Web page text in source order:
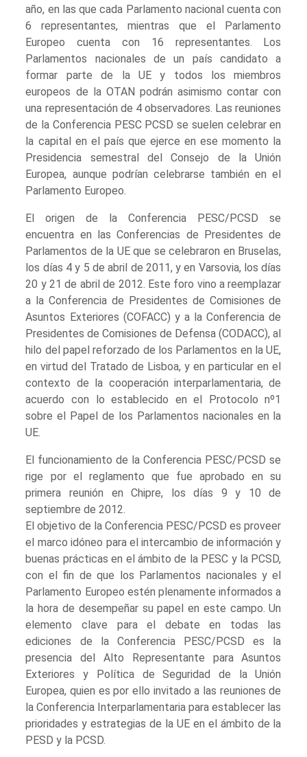
año, en las que cada Parlamento nacional cuenta con
6 representantes, mientras que el Parlamento
Europeo cuenta con 16 representantes. Los
Parlamentos nacionales de un país candidato a
formar parte de la UE y todos los miembros
europeos de la OTAN podrán asimismo contar con
una representación de 4 observadores. Las reuniones
de la Conferencia PESC PCSD se suelen celebrar en
la capital en el país que ejerce en ese momento la
Presidencia semestral del Consejo de la Unión
Europea, aunque podrían celebrarse también en el
Parlamento Europeo.
El origen de la Conferencia PESC/PCSD se
encuentra en las Conferencias de Presidentes de
Parlamentos de la UE que se celebraron en Bruselas,
los días 4 y 5 de abril de 2011, y en Varsovia, los días
20 y 21 de abril de 2012. Este foro vino a reemplazar
a la Conferencia de Presidentes de Comisiones de
Asuntos Exteriores (COFACC) y a la Conferencia de
Presidentes de Comisiones de Defensa (CODACC), al
hilo del papel reforzado de los Parlamentos en la UE,
en virtud del Tratado de Lisboa, y en particular en el
contexto de la cooperación interparlamentaria, de
acuerdo con lo establecido en el Protocolo nº1
sobre el Papel de los Parlamentos nacionales en la
UE.
El funcionamiento de la Conferencia PESC/PCSD se
rige por el reglamento que fue aprobado en su
primera reunión en Chipre, los días 9 y 10 de
septiembre de 2012.
El objetivo de la Conferencia PESC/PCSD es proveer
el marco idóneo para el intercambio de información y
buenas prácticas en el ámbito de la PESC y la PCSD,
con el fin de que los Parlamentos nacionales y el
Parlamento Europeo estén plenamente informados a
la hora de desempeñar su papel en este campo. Un
elemento clave para el debate en todas las
ediciones de la Conferencia PESC/PCSD es la
presencia del Alto Representante para Asuntos
Exteriores y Política de Seguridad de la Unión
Europea, quien es por ello invitado a las reuniones de
la Conferencia Interparlamentaria para establecer las
prioridades y estrategias de la UE en el ámbito de la
PESD y la PCSD.